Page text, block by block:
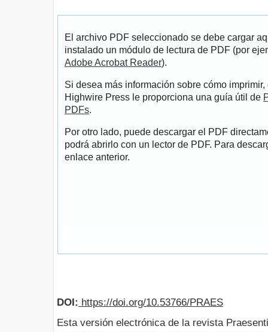
El archivo PDF seleccionado se debe cargar
instalado un módulo de lectura de PDF (por
Adobe Acrobat Reader).
Si desea más información sobre cómo
Highwire Press le proporciona una guía útil de
PDFs.
Por otro lado, puede descargar el PDF
podrá abrirlo con un lector de PDF. Para
enlace anterior.
DOI: https://doi.org/10.53766/PRAES
Esta versión electrónica de la revista